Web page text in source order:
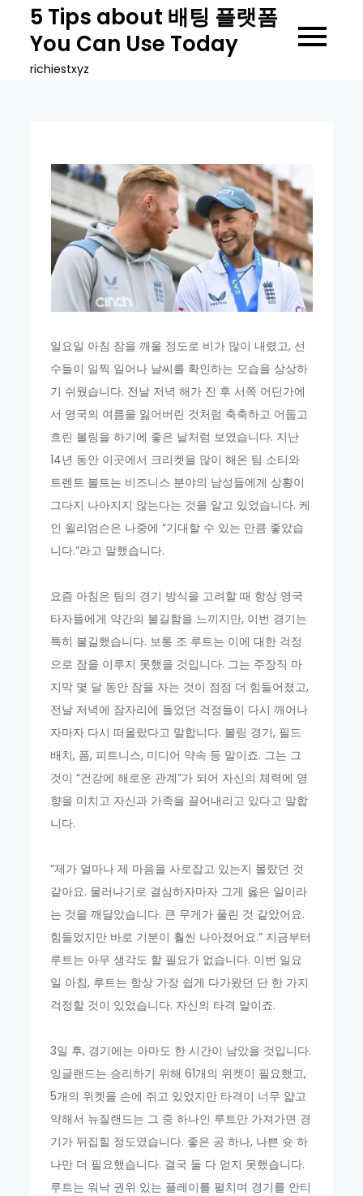
content
5 Tips about 배팅 플랫폼
You Can Use Today
richiestxyz
일요일 아침 잠을 깨울 정도로 비가 많이 내렸고, 선
수들이 일찍 일어나 날씨를 확인하는 모습을 상상하
기 쉬웠습니다. 전날 저녁 해가 진 후 서쪽 어딘가에
서 영국의 여름을 잃어버린 것처럼 축축하고 어둡고
흐린 볼링을 하기에 좋은 날처럼 보였습니다. 지난
14년 동안 이곳에서 크리켓을 많이 해온 팀 소티와
트렌트 볼트는 비즈니스 분야의 남성들에게 상황이
그다지 나아지지 않는다는 것을 알고 있었습니다. 케
인 윌리엄슨은 나중에 “기대할 수 있는 만큼 좋았습
니다.”라고 말했습니다.
요즘 아침은 팀의 경기 방식을 고려할 때 항상 영국
타자들에게 약간의 불길함을 느끼지만, 이번 경기는
특히 불길했습니다. 보통 조 루트는 이에 대한 걱정
으로 잠을 이루지 못했을 것입니다. 그는 주장직 마
지막 몇 달 동안 잠을 자는 것이 점점 더 힘들어졌고,
전날 저녁에 잠자리에 들었던 걱정들이 다시 깨어나
자마자 다시 떠올랐다고 말합니다. 볼링 경기, 필드
배치, 폼, 피트니스, 미디어 약속 등 말이죠. 그는 그
것이 “건강에 해로운 관계”가 되어 자신의 체력에 영
향을 미치고 자신과 가족을 끌어내리고 있다고 말합
니다.
“제가 얼마나 제 마음을 사로잡고 있는지 몰랐던 것
같아요. 물러나기로 결심하자마자 그게 옳은 일이라
는 것을 깨달았습니다. 큰 무게가 풀린 것 같았어요.
힘들었지만 바로 기분이 훨씬 나아졌어요.” 지금부터
루트는 아무 생각도 할 필요가 없습니다. 이번 일요
일 아침, 루트는 항상 가장 쉽게 다가왔던 단 한 가지
걱정할 것이 있었습니다. 자신의 타격 말이죠.
3일 후, 경기에는 아마도 한 시간이 남았을 것입니다.
잉글랜드는 승리하기 위해 61개의 위켓이 필요했고,
5개의 위켓을 손에 쥐고 있었지만 타격이 너무 얇고
약해서 뉴질랜드는 그 중 하나인 루트만 가져가면 경
기가 뒤집힐 정도였습니다. 좋은 공 하나, 나쁜 슛 하
나만 더 필요했습니다. 결국 둘 다 얻지 못했습니다.
루트는 워낙 권위 있는 플레이를 펼치며 경기를 안티